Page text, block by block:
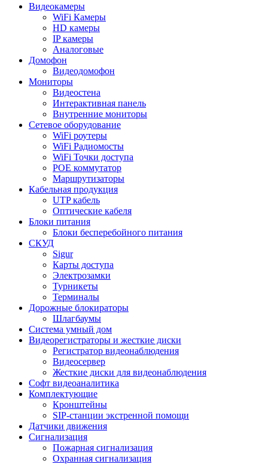
Видеокамеры
WiFi Камеры
HD камеры
IP камеры
Аналоговые
Домофон
Видеодомофон
Мониторы
Видеостена
Интерактивная панель
Внутренние мониторы
Сетевое оборудование
WiFi роутеры
WiFi Радиомосты
WiFi Точки доступа
POE коммутатор
Маршрутизаторы
Кабельная продукция
UTP кабель
Оптические кабеля
Блоки питания
Блоки бесперебойного питания
СКУД
Sigur
Карты доступа
Электрозамки
Турникеты
Терминалы
Дорожные блокираторы
Шлагбаумы
Cистема умный дом
Видеорегистраторы и жесткие диски
Регистратор видеонаблюдения
Видеосервер
Жесткие диски для видеонаблюдения
Софт видеоаналитика
Комплектующие
Кронштейны
SIP-станции экстренной помощи
Датчики движения
Сигнализация
Пожарная сигнализация
Охранная сигнализация